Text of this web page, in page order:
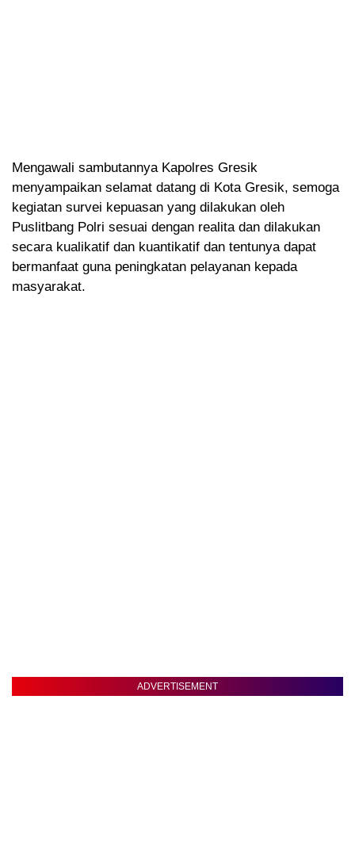
Mengawali sambutannya Kapolres Gresik
menyampaikan selamat datang di Kota Gresik, semoga
kegiatan survei kepuasan yang dilakukan oleh
Puslitbang Polri sesuai dengan realita dan dilakukan
secara kualikatif dan kuantikatif dan tentunya dapat
bermanfaat guna peningkatan pelayanan kepada
masyarakat.
ADVERTISEMENT